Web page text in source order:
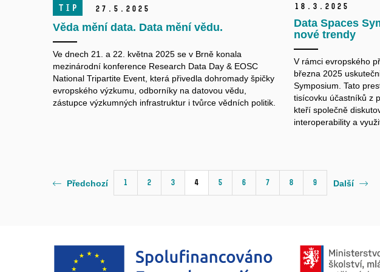
TIP 27. 5. 2025
Věda mění data. Data mění vědu.
Ve dnech 21. a 22. května 2025 se v Brně konala
mezinárodní konference Research Data Day & EOSC
National Tripartite Event, která přivedla dohromady špičky
evropského výzkumu, odborníky na datovou vědu,
zástupce výzkumných infrastruktur i tvůrce vědních politik.
18. 3. 2025
Data Spaces
nové trendy
V rámci evropského
března 2025
Symposium. Tato
tisícovku účastníků z
kteří společně
interoperability a
Předchozí 1 2 3 4 5 6 7 8 9 Další